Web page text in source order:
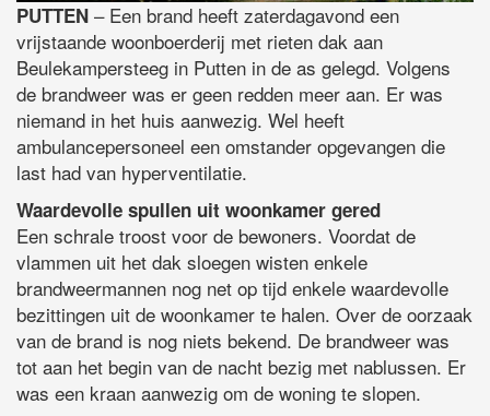
PUTTEN – Een brand heeft zaterdagavond een
vrijstaande woonboerderij met rieten dak aan
Beulekampersteeg in Putten in de as gelegd. Volgens
de brandweer was er geen redden meer aan. Er was
niemand in het huis aanwezig. Wel heeft
ambulancepersoneel een omstander opgevangen die
last had van hyperventilatie.
Waardevolle spullen uit woonkamer gered
Een schrale troost voor de bewoners. Voordat de
vlammen uit het dak sloegen wisten enkele
brandweermannen nog net op tijd enkele waardevolle
bezittingen uit de woonkamer te halen. Over de oorzaak
van de brand is nog niets bekend. De brandweer was
tot aan het begin van de nacht bezig met nablussen. Er
was een kraan aanwezig om de woning te slopen.